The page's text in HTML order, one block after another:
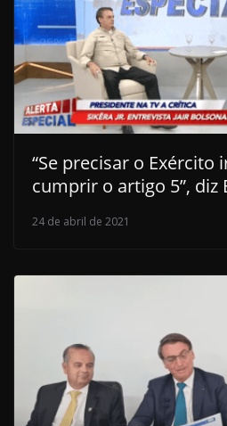
“Se precisar o Exército
cumprir o artigo 5”, diz
24 de abril de 2021